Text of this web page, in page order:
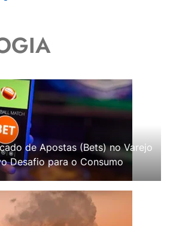
de Apostas (Bets) no Varejo
Desafio para o Consumo